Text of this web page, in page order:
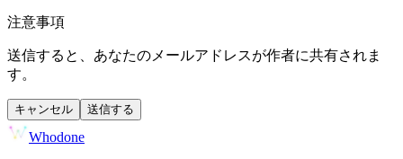
注意事項
送信すると、あなたのメールアドレスが作者に共有されま
す。
キャンセル 送信する
Whodone